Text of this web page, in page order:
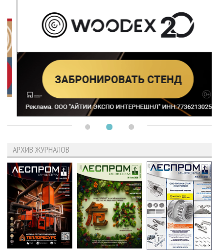
АРХИВ ЖУРНАЛОВ